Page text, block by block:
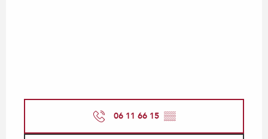
06 11 66 15 ▒▒